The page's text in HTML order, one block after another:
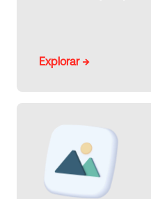
Explorar →